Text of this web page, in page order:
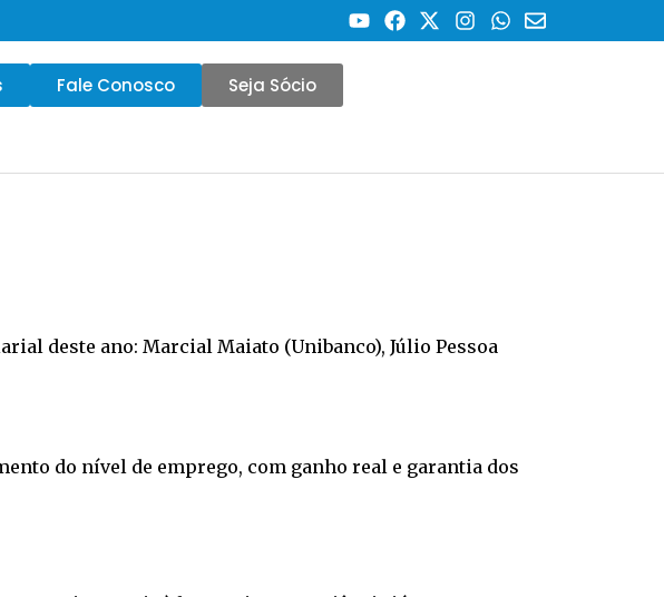
Fale Conosco Seja Sócio
deste ano: Marcial Maiato (Unibanco), Júlio Pessoa
do nível de emprego, com ganho real e garantia dos